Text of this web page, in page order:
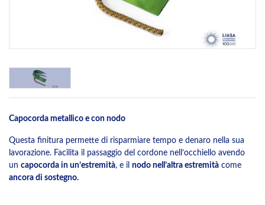
Capocorda metallico e con nodo
Questa finitura permette di risparmiare tempo e denaro nella sua
lavorazione. Facilita il passaggio del cordone nell’occhiello avendo
un capocorda in un’estremità, e il nodo nell’altra estremità come
ancora di sostegno.